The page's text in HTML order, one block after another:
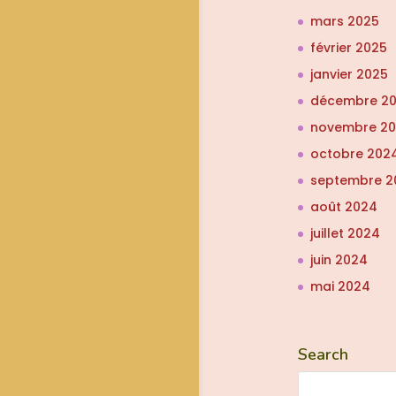
mars 2025
février 2025
janvier 2025
décembre
novembre
octobre
septembre
août 2024
juillet 2024
juin 2024
mai 2024
Search